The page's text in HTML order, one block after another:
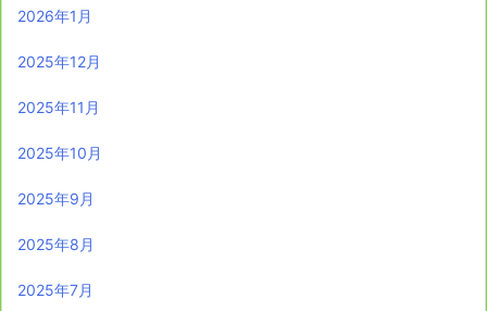
2026年1月
2025年12月
2025年11月
2025年10月
2025年9月
2025年8月
2025年7月